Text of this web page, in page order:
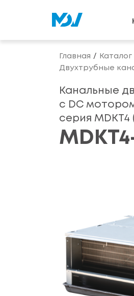
Главная
Двухтрубные
Канальные
с DС
серия